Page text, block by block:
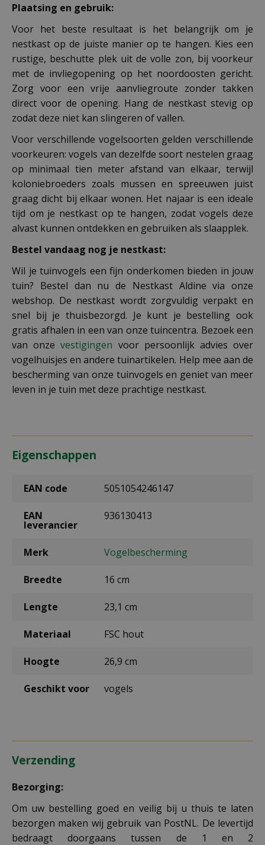
Plaatsing en gebruik:
Voor het beste resultaat is het belangrijk om je
nestkast op de juiste manier op te hangen. Kies een
rustige, beschutte plek uit de volle zon, bij voorkeur
met de invliegopening op het noordoosten gericht.
Zorg voor een vrije aanvliegroute zonder takken
direct voor de opening. Hang de nestkast stevig op
zodat deze niet kan slingeren of vallen.
Voor verschillende vogelsoorten gelden verschillende
voorkeuren: vogels van dezelfde soort nestelen graag
op minimaal tien meter afstand van elkaar, terwijl
koloniebroeders zoals mussen en spreeuwen juist
graag dicht bij elkaar wonen. Het najaar is een ideale
tijd om je nestkast op te hangen, zodat vogels deze
alvast kunnen ontdekken en gebruiken als slaapplek.
Bestel vandaag nog je nestkast:
Wil je tuinvogels een fijn onderkomen bieden in jouw
tuin? Bestel dan nu de Nestkast Aldine via onze
webshop. De nestkast wordt zorgvuldig verpakt en
snel bij je thuisbezorgd. Je kunt je bestelling ook
gratis afhalen in een van onze tuincentra. Bezoek een
van onzevestigingen voor persoonlijk advies over
vogelhuisjes en andere tuinartikelen. Help mee aan de
bescherming van onze tuinvogels en geniet van meer
leven in je tuin met deze prachtige nestkast.
Eigenschappen
EAN code 5051054246147
EAN
leverancier
936130413
Merk Vogelbescherming
Breedte 16 cm
Lengte 23,1 cm
Materiaal FSC hout
Hoogte 26,9 cm
Geschikt voor vogels
Verzending
Bezorging:
Om uw bestelling goed en veilig bij u thuis te laten
bezorgen maken wij gebruik van PostNL. De levertijd
bedraagt doorgaans tussen de 1 en 2